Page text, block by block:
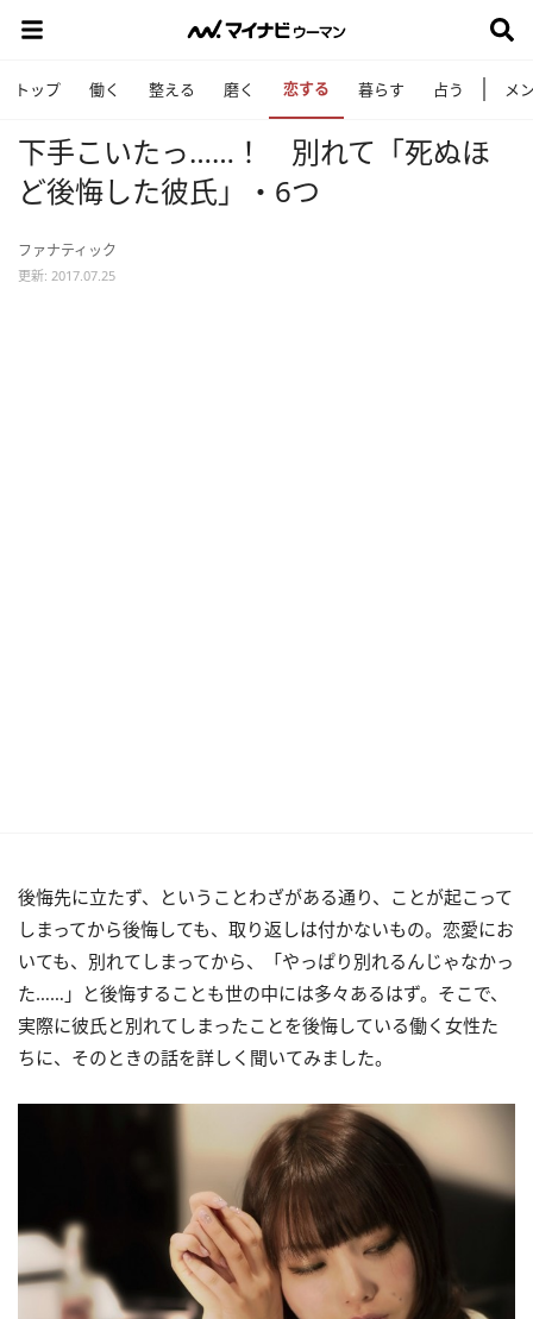
トップ 働く 整える 磨く 恋する 暮らす 占う メ
下手こいたっ……！ 別れて「死ぬほ
ど後悔した彼氏」・6つ
ファナティック
更新: 2017.07.25
後悔先に立たず、ということわざがある通り、ことが起こって
しまってから後悔しても、取り返しは付かないもの。恋愛にお
いても、別れてしまってから、「やっぱり別れるんじゃなかっ
た……」と後悔することも世の中には多々あるはず。そこで、
実際に彼氏と別れてしまったことを後悔している働く女性た
ちに、そのときの話を詳しく聞いてみました。